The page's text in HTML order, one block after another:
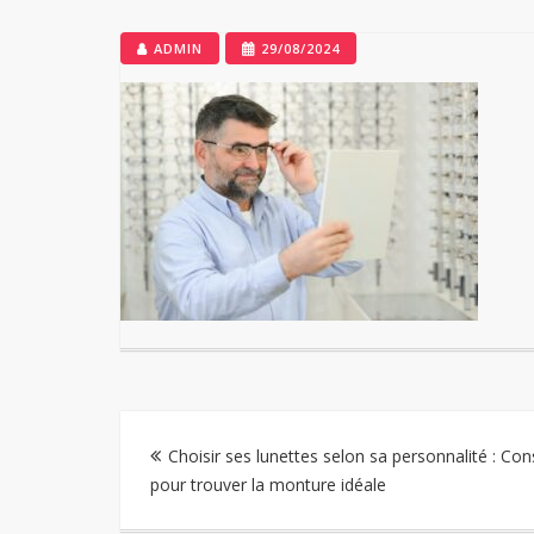
ADMIN 29/08/2024
Navigation
de
Choisir ses lunettes selon sa personnalité :
pour trouver la monture idéale